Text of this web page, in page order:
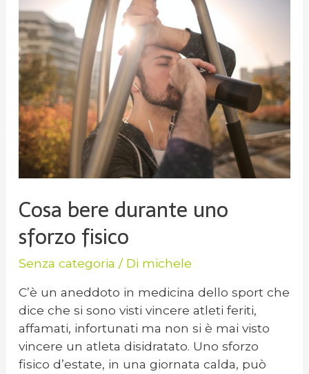
Cosa bere durante uno
sforzo fisico
Senza categoria / Di michele
C’è un aneddoto in medicina dello sport che
dice che si sono visti vincere atleti feriti,
affamati, infortunati ma non si è mai visto
vincere un atleta disidratato. Uno sforzo
fisico d’estate, in una giornata calda, può